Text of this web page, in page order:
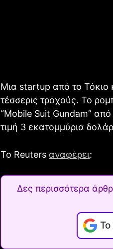
Μια startup από το
τέσσερις τροχούς. Το
“Mobile Suit Gundam”
τιμή 3 εκατομμύρια
Το Reuters αναφέρει:
Δες περισσότερα
Το